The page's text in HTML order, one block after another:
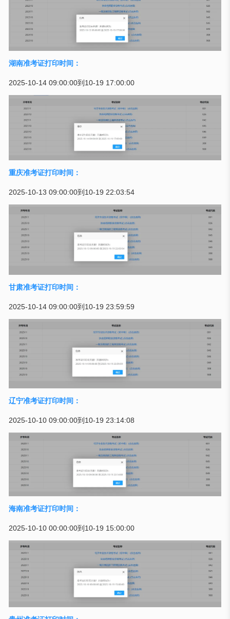
湖南准考证打印时间：
2025-10-14 09:00:00到10-19 17:00:00
重庆准考证打印时间：
2025-10-13 09:00:00到10-19 22:03:54
甘肃准考证打印时间：
2025-10-14 09:00:00到10-19 23:59:59
辽宁准考证打印时间：
2025-10-10 09:00:00到10-19 23:14:08
海南准考证打印时间：
2025-10-10 00:00:00到10-19 15:00:00